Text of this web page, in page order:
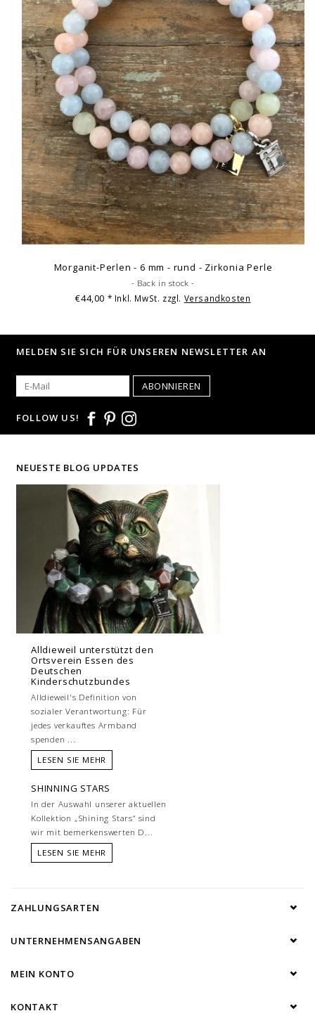
Morganit-Perlen - 6 mm - rund - Zirkonia Perle
- Back in stock -
€44,00 * Inkl. MwSt. zzgl. Versandkosten
MELDEN SIE SICH FÜR UNSEREN NEWSLETTER AN
ABONNIEREN
FOLLOW US!
NEUESTE BLOG UPDATES
Alldieweil unterstützt den
Ortsverein Essen des
Deutschen
Kinderschutzbundes
Alldieweil's Definition von
sozialer Verantwortung: Für
jedes verkauftes Armband
spenden ...
LESEN SIE MEHR
SHINNING STARS
In der Auswahl unserer aktuellen
Kollektion „Shining Stars“ sind
wir mit bemerkenswerten D...
LESEN SIE MEHR
ZAHLUNGSARTEN
UNTERNEHMENSANGABEN
MEIN KONTO
KONTAKT